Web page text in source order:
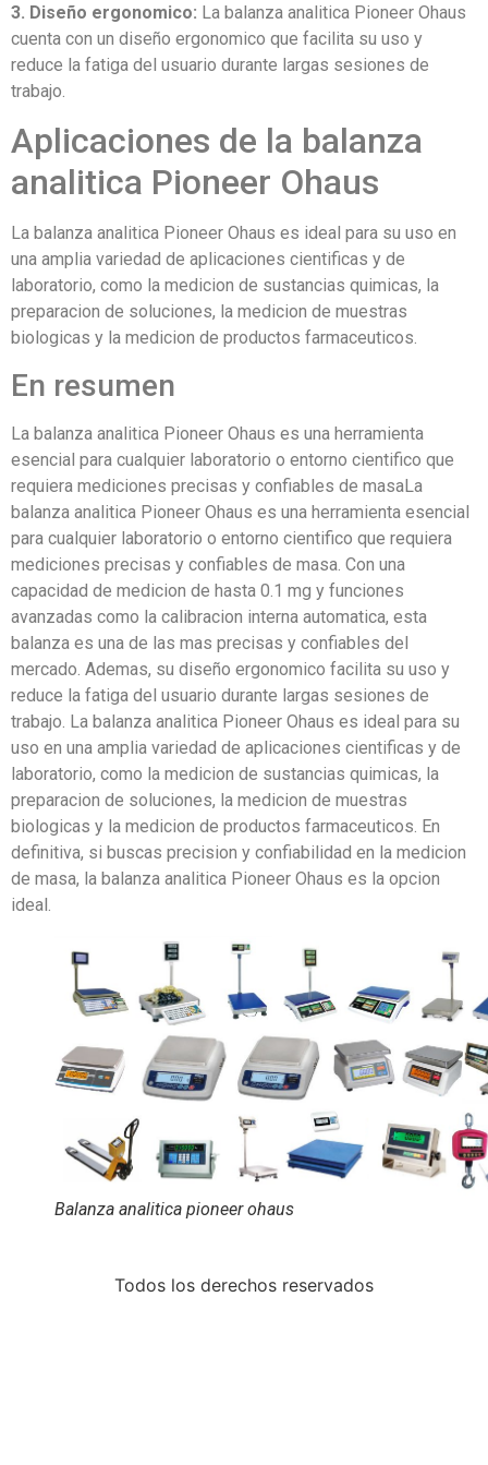
3. Diseño ergonomico: La balanza analitica Pioneer Ohaus
cuenta con un diseño ergonomico que facilita su uso y
reduce la fatiga del usuario durante largas sesiones de
trabajo.
Aplicaciones de la balanza
analitica Pioneer Ohaus
La balanza analitica Pioneer Ohaus es ideal para su uso en
una amplia variedad de aplicaciones cientificas y de
laboratorio, como la medicion de sustancias quimicas, la
preparacion de soluciones, la medicion de muestras
biologicas y la medicion de productos farmaceuticos.
En resumen
La balanza analitica Pioneer Ohaus es una herramienta
esencial para cualquier laboratorio o entorno cientifico que
requiera mediciones precisas y confiables de masaLa
balanza analitica Pioneer Ohaus es una herramienta esencial
para cualquier laboratorio o entorno cientifico que requiera
mediciones precisas y confiables de masa. Con una
capacidad de medicion de hasta 0.1 mg y funciones
avanzadas como la calibracion interna automatica, esta
balanza es una de las mas precisas y confiables del
mercado. Ademas, su diseño ergonomico facilita su uso y
reduce la fatiga del usuario durante largas sesiones de
trabajo. La balanza analitica Pioneer Ohaus es ideal para su
uso en una amplia variedad de aplicaciones cientificas y de
laboratorio, como la medicion de sustancias quimicas, la
preparacion de soluciones, la medicion de muestras
biologicas y la medicion de productos farmaceuticos. En
definitiva, si buscas precision y confiabilidad en la medicion
de masa, la balanza analitica Pioneer Ohaus es la opcion
ideal.
Balanza analitica pioneer ohaus
Todos los derechos reservados